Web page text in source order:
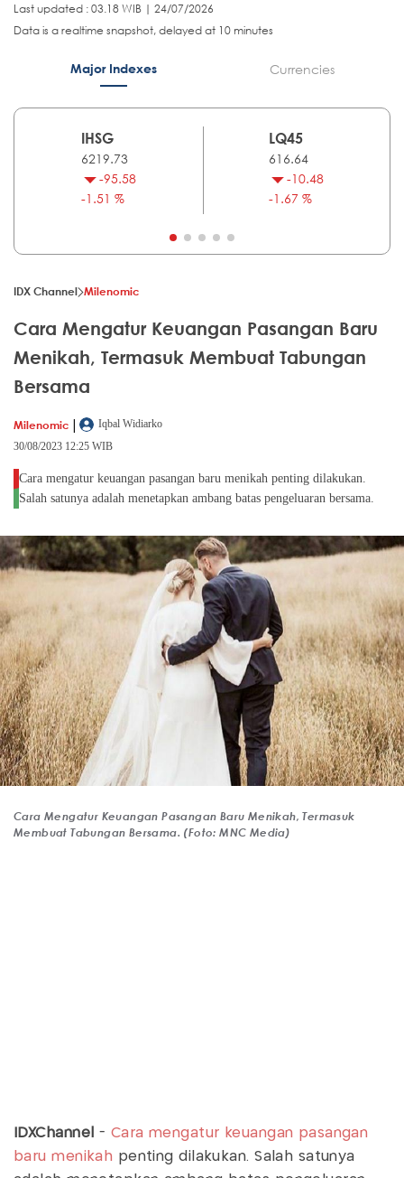
Last updated : 03.18 WIB | 24/07/2026
Data is a realtime snapshot, delayed at 10 minutes
Major Indexes Currencies
IHSG
6219.73
-95.58
-1.51 %
LQ45
616.64
-10.48
-1.67 %
IDX Channel Milenomic
Cara Mengatur Keuangan Pasangan Baru
Menikah, Termasuk Membuat Tabungan
Bersama
Milenomic |
Iqbal Widiarko
30/08/2023 12:25 WIB
Cara mengatur keuangan pasangan baru menikah penting dilakukan.
Salah satunya adalah menetapkan ambang batas pengeluaran bersama.
Cara Mengatur Keuangan Pasangan Baru Menikah, Termasuk
Membuat Tabungan Bersama. (Foto: MNC Media)
IDXChannel - Cara mengatur keuangan pasangan
baru menikah penting dilakukan. Salah satunya